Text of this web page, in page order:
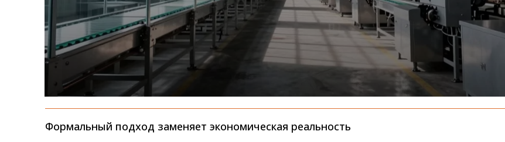
Формальный подход заменяет экономическая реальность